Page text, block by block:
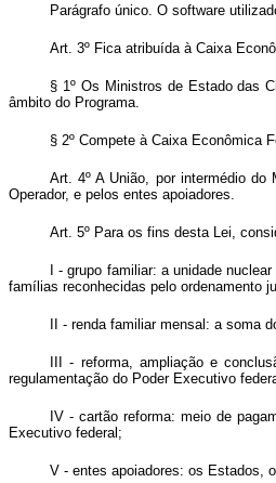
Parágrafo único. O software
Art. 3º Fica atribuída à Caixa
§ 1º Os Ministros de Estado das
âmbito do Programa.
§ 2º Compete à Caixa Econômica
Art. 4º A União, por intermédio do
Operador, e pelos entes apoiadores.
Art. 5º Para os fins desta Lei,
I - grupo familiar: a unidade
famílias reconhecidas pelo ordenamento
II - renda familiar mensal: a soma
III - reforma, ampliação e
regulamentação do Poder Executivo
IV - cartão reforma: meio de
Executivo federal;
V - entes apoiadores: os Estados,